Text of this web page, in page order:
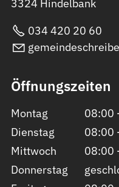
3324 Hindelbank
034 420 20 60
Öffnungszeiten
Montag 08:00
Dienstag
08:00
Mittwoch
08:00
Donnerstag